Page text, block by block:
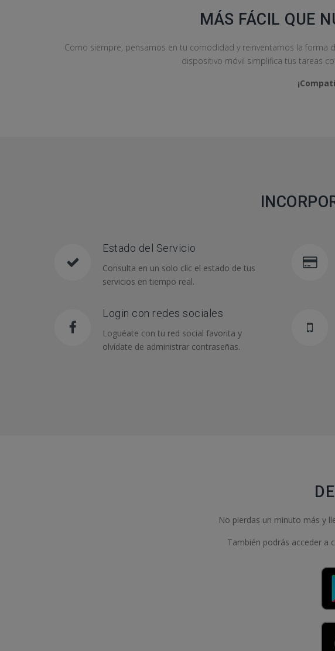
MÁS FÁCIL QUE
Como siempre, pensamos en tu comodidad y reinventamos la forma
dispositivo móvil simplifica tus tareas
Estado del Servicio
Consulta en un solo clic el estado de tus
servicios en tiempo real.
Login con redes sociales
Loguéate con tu red social favorita y
olvídate de administrar contraseñas.
No pierdas un minuto más y
También podrás acceder a